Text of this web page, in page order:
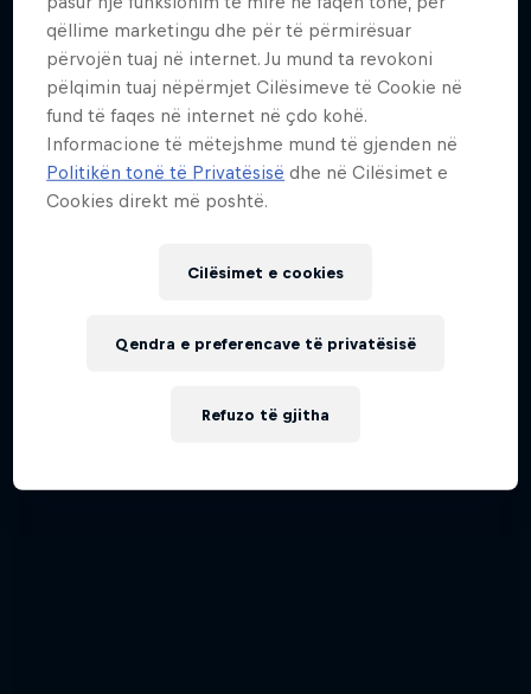
Fotografitë 4
qëllime marketingu dhe për të përmirësuar
përvojën tuaj në internet. Ju mund ta revokoni
pëlqimin tuaj nëpërmjet Cilësimeve të Cookie në
fund të faqes në internet në çdo kohë.
Informacione të mëtejshme mund të gjenden në
Politikën tonë të Privatësisë dhe në Cilësimet e
Cookies direkt më poshtë.
Cilësimet e cookies
Refuzo të gjitha
Qendra e preferencave të privatësisë